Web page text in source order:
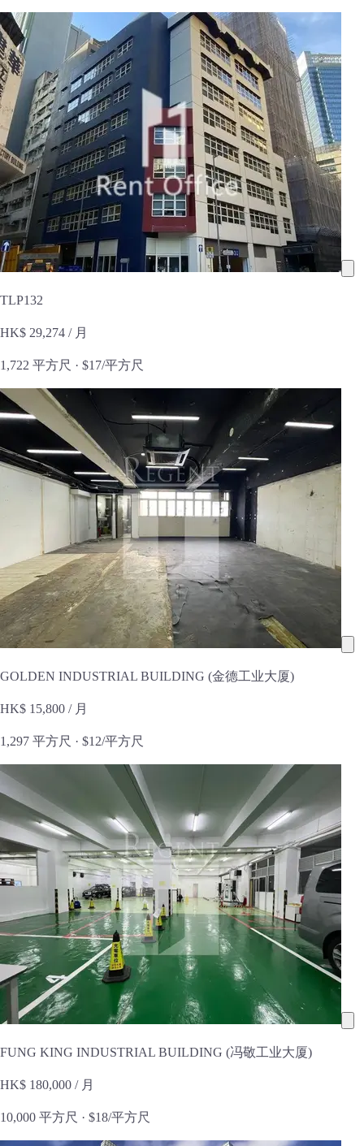
TLP132
HK$ 29,274 / 月
1,722 平方尺 · $17/平方尺
GOLDEN INDUSTRIAL BUILDING (金德工业大厦)
HK$ 15,800 / 月
1,297 平方尺 · $12/平方尺
FUNG KING INDUSTRIAL BUILDING (冯敬工业大厦)
HK$ 180,000 / 月
10,000 平方尺 · $18/平方尺